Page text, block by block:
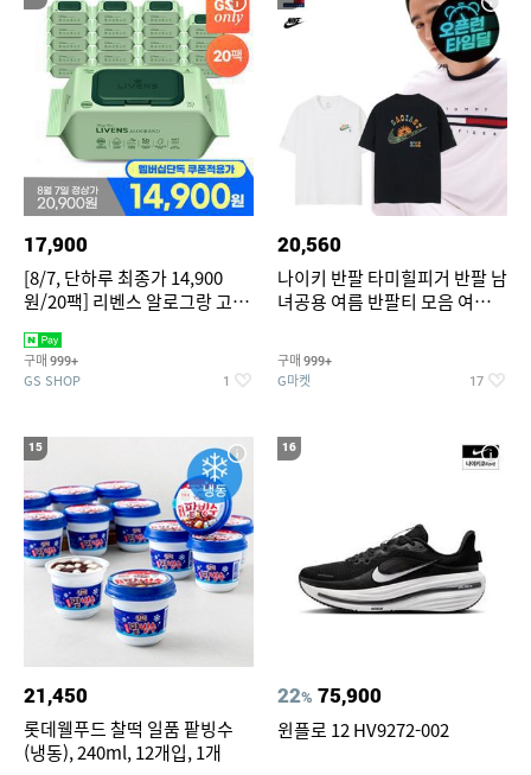
17,900
[8/7, 단하루 최종가 14,900
원/20팩] 리벤스 알로그랑 고평
구매 999+
GS SHOP 1
20,560
나이키 반팔 타미힐피거 반팔 남
녀공용 여름 반팔티 모음 여름
구매 999+
G마켓 17
15
21,450
롯데웰푸드 찰떡 일품 팥빙수
(냉동), 240ml, 12개입, 1개
16
22% 75,900
윈플로 12 HV9272-002